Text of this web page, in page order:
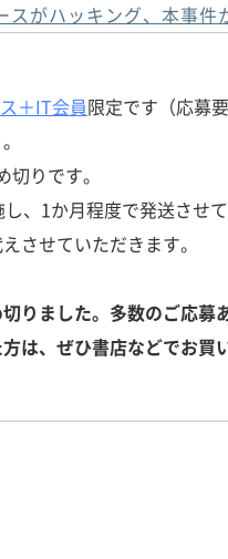
スがハッキング、本事件
＋IT会員限定です（応募
りです。
、1か月程度で発送させて
させていただきます。
りました。多数のご応募
は、ぜひ書店などでお買